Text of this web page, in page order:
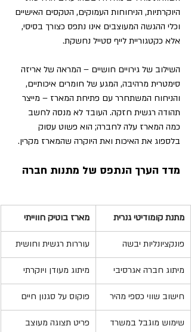
היוקרתיות, הניחוחות העמוקים, הטקסים האישיים
וכלי ההגשה המעוצבים אינו נתפס כצורך בסיסי,
אלא כקטגוריית לייף סטייל נחשקת.
השילוב של גירויים חושיים – המראה של אריזה
סימטרית מרהיבה, המגע של חומרים איכותיים,
והניחוח המשתחרר עם פתיחת המארז – מייצר
תהודה רגשית חזקה. העובד לא מנסה לחשב
כמה המארז עלה לחברה; הוא פשוט עסוק
בלספוג את האיכות ואת היוקרה שהמארז מקרין.
מדד הערך הנתפס של מתנות חברה
מתנת קומודיטי גנרית מארז בוטיק חווייתי
פונקציונליות יבשה עוררות רגשית וחושית
מיתוג חברה אגרסיבי מיתוג מעודן ויוקרתי
חישוב שווי כספי מהיר פוקוס על סגנון חיים
שימוש מוגבל במשרד
פריט תצוגה מעוצב